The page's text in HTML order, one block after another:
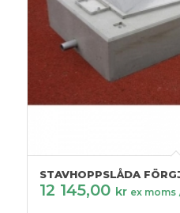
STAVHOPPSLÅDA
12 145,00 kr ex moms